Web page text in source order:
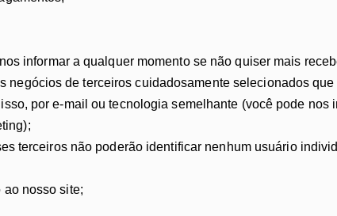
informar a qualquer momento se não quiser mais
de terceiros cuidadosamente selecionados
por e-mail ou tecnologia semelhante (você pode nos
terceiros não poderão identificar nenhum usuário
ao nosso site;